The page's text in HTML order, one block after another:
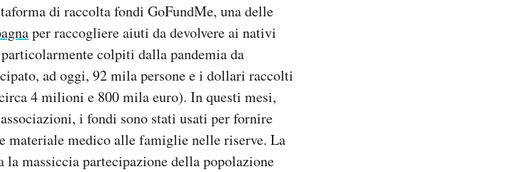
di raccolta fondi GoFundMe, una delle
per raccogliere aiuti da devolvere ai nativi
colpiti dalla pandemia da
ad oggi, 92 mila persone e i dollari raccolti
4 milioni e 800 mila euro). In questi mesi,
i fondi sono stati usati per fornire
materiale medico alle famiglie nelle riserve. La
la massiccia partecipazione della popolazione